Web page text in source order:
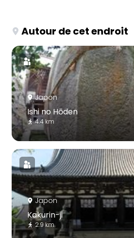
Autour de cet endroit
Japon
Ishi no Hōden
4.4 km
Japon
Kakurin-ji
2.9 km